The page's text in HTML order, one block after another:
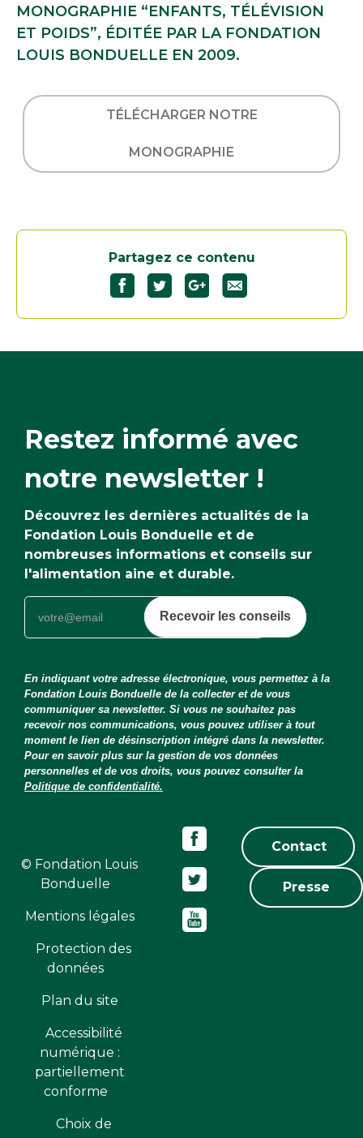
MONOGRAPHIE “ENFANTS, TÉLÉVISION
ET POIDS”, ÉDITÉE PAR LA FONDATION
LOUIS BONDUELLE EN 2009.
TÉLÉCHARGER NOTRE
MONOGRAPHIE
Partagez ce contenu
Restez informé avec
notre newsletter !
Découvrez les dernières actualités de la
Fondation Louis Bonduelle et de
nombreuses informations et conseils sur
l'alimentation aine et durable.
Recevoir les conseils
En indiquant votre adresse électronique, vous permettez à la
Fondation Louis Bonduelle de la collecter et de vous
communiquer sa newsletter. Si vous ne souhaitez pas
recevoir nos communications, vous pouvez utiliser à tout
moment le lien de désinscription intégré dans la newsletter.
Pour en savoir plus sur la gestion de vos données
personnelles et de vos droits, vous pouvez consulter la
Politique de confidentialité.
© Fondation Louis
Bonduelle
Mentions légales
Protection des
données
Plan du site
Accessibilité
numérique :
partiellement
conforme
Choix de
Contact
Presse